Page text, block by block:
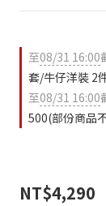
至08/31 16:00
套/牛仔洋裝 2
至08/31 16:00
500(部份商品
NT$4,290